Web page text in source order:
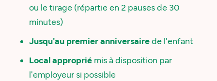
ou le tirage (répartie en 2 pauses de 30
minutes)
Jusqu'au premier anniversairede l'enfant
Local approprié mis à disposition par
l'employeur si possible